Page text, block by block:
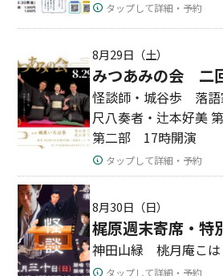
タップして詳細・予約
8月29日（土）
みつあみの会 二
怪談師・城谷歩 落
尺八奏者・辻本好美
第二部 17時開演
タップして詳細・予約
8月30日（日）
梶原週末寄席・特
神田山緑 桃月庵こ
タップして詳細・予約